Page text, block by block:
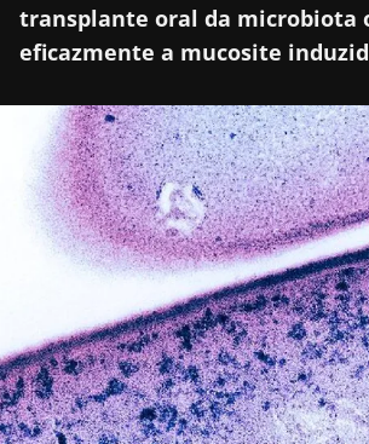
transplante oral da microbiota
eficazmente a mucosite